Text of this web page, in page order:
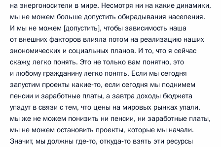
на энергоносители в мире. Несмотря ни на какие динамики,
мы не можем больше допустить обкрадывания населения.
И мы не можем [допустить], чтобы зависимость наша
от внешних факторов влияла потом на реализацию наших
экономических и социальных планов. И то, что я сейчас
скажу, легко понять. Это не только вам понятно, это
и любому гражданину легко понять. Если мы сегодня
запустим проекты какие‑то, если сегодня мы поднимем
пенсии и заработные платы, а завтра доходы бюджета
упадут в связи с тем, что цены на мировых рынках упали,
мы же не можем понизить ни пенсии, ни заработные платы,
мы не можем остановить проекты, которые мы начали.
Значит, мы должны где‑то, откуда‑то взять эти ресурсы